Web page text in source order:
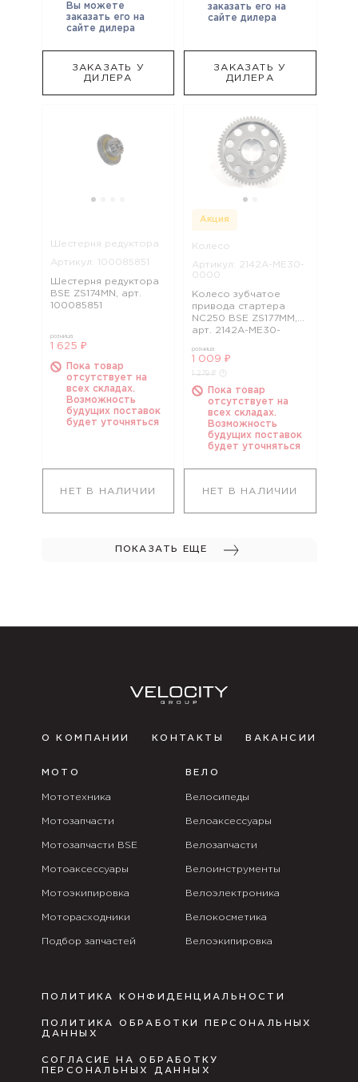
Вы можете
заказать его на
сайте дилера
ЗАКАЗАТЬ У
ДИЛЕРА
заказать его на
сайте дилера
ЗАКАЗАТЬ У
ДИЛЕРА
Шестерня редуктора
Артикул: 100085851
Шестерня редуктора
BSE ZS174MN, арт.
100085851
розница
1 625 ₽
Пока товар
отсутствует на
всех складах.
Возможность
будущих поставок
будет уточняться
НЕТ В НАЛИЧИИ
Акция
Колесо
Артикул: 2142A-ME30-
0000
Колесо зубчатое
привода стартера
NC250 BSE ZS177MM,
арт. 2142A-ME30-
розница
1 009 ₽
1 279 ₽
Пока товар
отсутствует на
всех складах.
Возможность
будущих поставок
будет уточняться
НЕТ В НАЛИЧИИ
ПОКАЗАТЬ ЕЩЕ
О КОМПАНИИ КОНТАКТЫ ВАКАНСИИ
МОТО
Мототехника
Мотозапчасти
Мотозапчасти BSE
Мотоаксессуары
Мотоэкипировка
Моторасходники
Подбор запчастей
ВЕЛО
Велосипеды
Велоаксессуары
Велозапчасти
Велоинструменты
Велоэлектроника
Велокосметика
Велоэкипировка
ПОЛИТИКА КОНФИДЕНЦИАЛЬНОСТИ
ПОЛИТИКА ОБРАБОТКИ ПЕРСОНАЛЬНЫХ
ДАННЫХ
СОГЛАСИЕ НА ОБРАБОТКУ
ПЕРСОНАЛЬНЫХ ДАННЫХ